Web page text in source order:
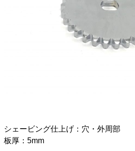
シェービング仕上げ：穴・外周部
板厚：5mm